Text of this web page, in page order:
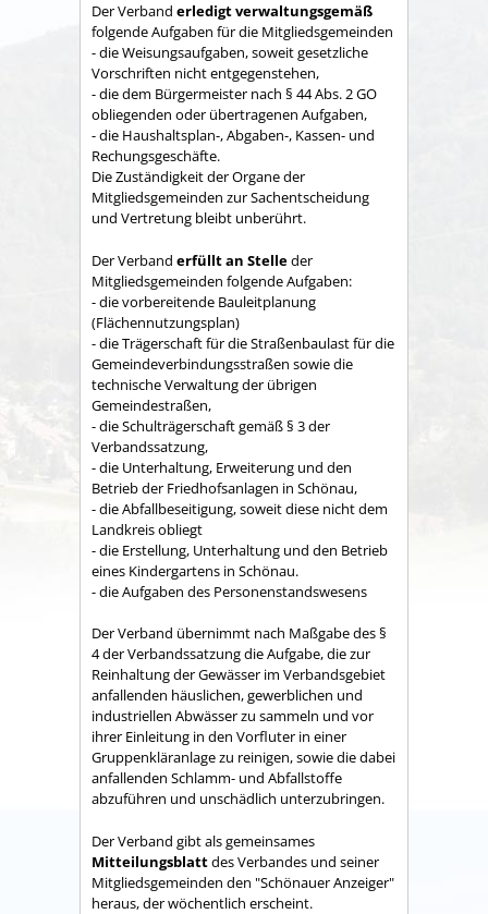
Der Verband erledigt verwaltungsgemäß
folgende Aufgaben für die Mitgliedsgemeinden
- die Weisungsaufgaben, soweit gesetzliche
Vorschriften nicht entgegenstehen,
- die dem Bürgermeister nach § 44 Abs. 2 GO
obliegenden oder übertragenen Aufgaben,
- die Haushaltsplan-, Abgaben-, Kassen- und
Rechungs­geschäfte.
Die Zuständigkeit der Organe der
Mitgliedsgemeinden zur Sachent­scheidung
und Vertretung bleibt unberührt.
Der Verband erfüllt an Stelleder
Mitgliedsgemeinden folgende Aufgaben:
- die vorbereitende Bauleitplanung
(Flächennutzungsplan)
- die Trägerschaft für die Straßenbaulast für die
Gemeindeverbindungsstraßen sowie die
technische Verwaltung der übrigen
Gemeindestraßen,
- die Schulträgerschaft gemäß § 3 der
Verbandssatzung,
- die Unterhaltung, Erweiterung und den
Betrieb der Friedhofsanlagen in Schönau,
- die Abfallbeseitigung, soweit diese nicht dem
Land­kreis obliegt
- die Erstellung, Unterhaltung und den Betrieb
eines Kindergartens in Schönau.
- die Aufgaben des Personenstandswesens
Der Verband übernimmt nach Maßgabe des §
4 der Verbandssatzung die Aufgabe, die zur
Reinhaltung der Gewässer im Verbandsgebiet
anfallenden häuslichen, gewerblichen und
industriellen Abwässer zu sammeln und vor
ihrer Einleitung in den Vorfluter in einer
Gruppenkläranlage zu reinigen, sowie die dabei
anfallenden Schlamm- und Abfallstoffe
abzuführen und unschädlich unterzubringen.
Der Verband gibt als gemeinsames
Mitteilungsblattdes Verbandes und seiner
Mitgliedsgemeinden den "Schönauer Anzeiger"
heraus, der wöchentlich erscheint.